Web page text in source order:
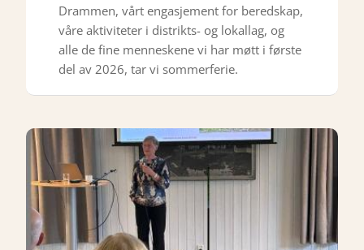
Drammen, vårt engasjement for beredskap,
våre aktiviteter i distrikts- og lokallag, og
alle de fine menneskene vi har møtt i første
del av 2026, tar vi sommerferie.